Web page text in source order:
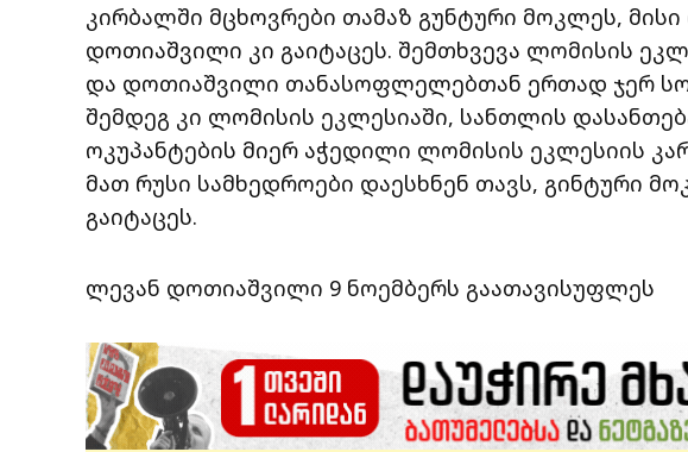
კირბალში მცხოვრები თამაზ გუნტური მოკლეს,
დოთიაშვილი კი გაიტაცეს. შემთხვევა ლომისის
და დოთიაშვილი თანასოფლელებთან ერთად ჯერ
შემდეგ კი ლომისის ეკლესიაში, სანთლის
ოკუპანტების მიერ აჭედილი ლომისის ეკლესიის
მათ რუსი სამხედროები დაესხნენ თავს, გინტური
გაიტაცეს.
ლევან დოთიაშვილი 9 ნოემბერს გაათავისუფლეს